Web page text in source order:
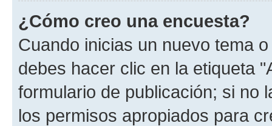
¿Cómo creo una encuesta?
Cuando inicias un nuevo tema
debes hacer clic en la etiqueta
formulario de publicación; si no
los permisos apropiados para